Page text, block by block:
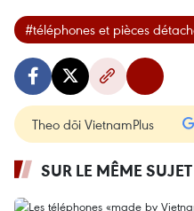
#téléphones et pièces
Theo dõi VietnamPlus
SUR LE MÊME SUJET